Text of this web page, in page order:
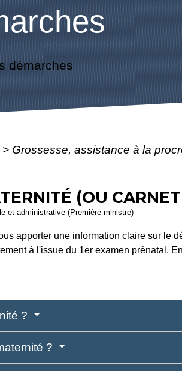
démarches
> Grossesse, assistance à la
(OU
et administrative (Première ministre)
apporter une information claire sur le
à l'issue du 1er examen prénatal.
?
?